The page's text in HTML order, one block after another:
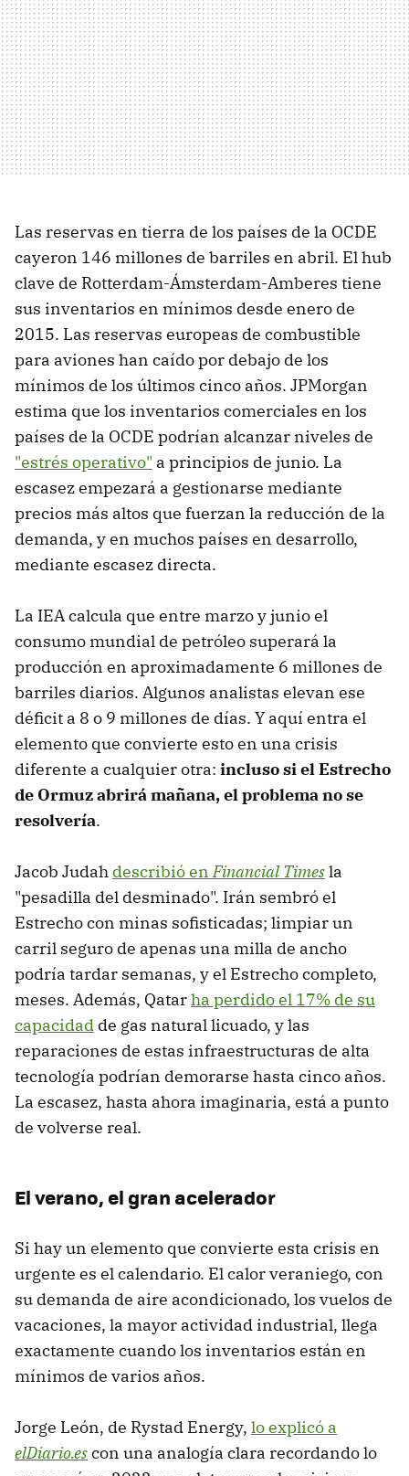
Las reservas en tierra de los países de la OCDE
cayeron 146 millones de barriles en abril. El hub
clave de Rotterdam-Ámsterdam-Amberes tiene
sus inventarios en mínimos desde enero de
2015. Las reservas europeas de combustible
para aviones han caído por debajo de los
mínimos de los últimos cinco años. JPMorgan
estima que los inventarios comerciales en los
países de la OCDE podrían alcanzar niveles de
"estrés operativo" a principios de junio. La
escasez empezará a gestionarse mediante
precios más altos que fuerzan la reducción de la
demanda, y en muchos países en desarrollo,
mediante escasez directa.
La IEA calcula que entre marzo y junio el
consumo mundial de petróleo superará la
producción en aproximadamente 6 millones de
barriles diarios. Algunos analistas elevan ese
déficit a 8 o 9 millones de días. Y aquí entra el
elemento que convierte esto en una crisis
diferente a cualquier otra: incluso si el Estrecho
de Ormuz abrirá mañana, el problema no se
resolvería.
Jacob Judah describió enFinancial Timesla
"pesadilla del desminado". Irán sembró el
Estrecho con minas sofisticadas; limpiar un
carril seguro de apenas una milla de ancho
podría tardar semanas, y el Estrecho completo,
meses. Además, Qatarha perdido el 17% de su
capacidad de gas natural licuado, y las
reparaciones de estas infraestructuras de alta
tecnología podrían demorarse hasta cinco años.
La escasez, hasta ahora imaginaria, está a punto
de volverse real.
El verano, el gran acelerador
Si hay un elemento que convierte esta crisis en
urgente es el calendario. El calor veraniego, con
su demanda de aire acondicionado, los vuelos de
vacaciones, la mayor actividad industrial, llega
exactamente cuando los inventarios están en
mínimos de varios años.
Jorge León, de Rystad Energy, lo explicó a
elDiario.escon una analogía clara recordando lo